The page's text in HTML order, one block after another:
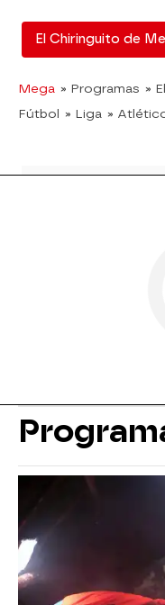
El Chiringuito de
Mega » Programas »
Fútbol » Liga »